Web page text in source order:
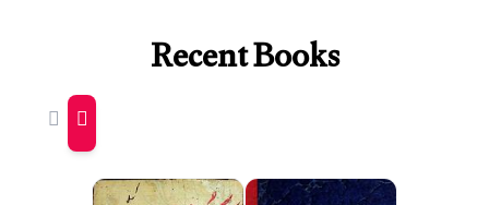
Recent Books